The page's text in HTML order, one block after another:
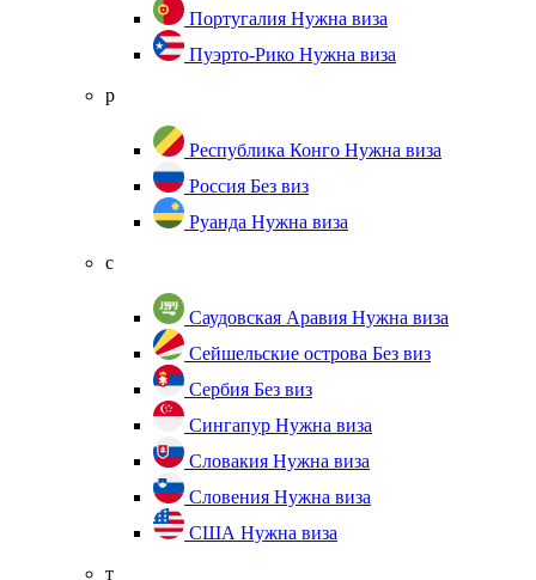
Португалия Нужна виза
Пуэрто-Рико Нужна виза
р
Республика Конго Нужна виза
Россия Без виз
Руанда Нужна виза
с
Саудовская Аравия Нужна виза
Сейшельские острова Без виз
Сербия Без виз
Сингапур Нужна виза
Словакия Нужна виза
Словения Нужна виза
США Нужна виза
т